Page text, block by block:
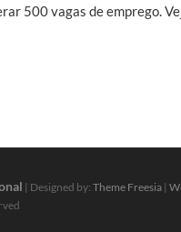
500 vagas de emprego.
| Designed by: Theme Freesia|